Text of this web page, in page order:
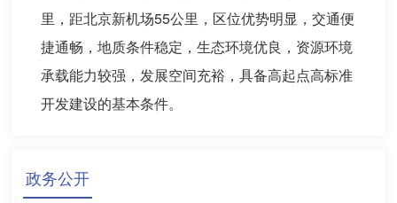
里，距北京新机场55公里，区位优势明显，交通便
捷通畅，地质条件稳定，生态环境优良，资源环境
承载能力较强，发展空间充裕，具备高起点高标准
开发建设的基本条件。
政务公开